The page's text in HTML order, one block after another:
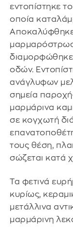
εντοπίστηκε
οποία
διαμορφώθηκε
οδών.
ανάγλυφων
σημεία
μαρμάρινα
σε κογχωτή
τους θέση,
σώζεται κατά
Τα φετινά
κυρίως,
μετάλλινα
μαρμάρινη